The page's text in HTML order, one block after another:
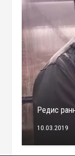
Редис
10.03.2019